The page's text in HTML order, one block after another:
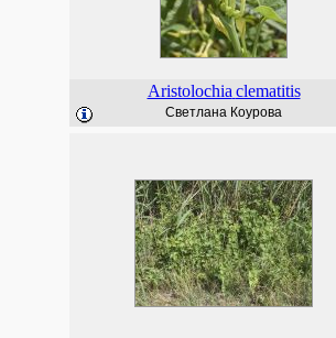
Aristolochia clematitis
Светлана Коурова